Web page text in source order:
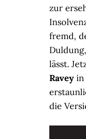
zur
fremd,
lässt.
Ravey in
die